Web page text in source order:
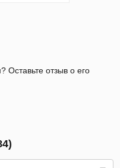
Оставьте отзыв о его